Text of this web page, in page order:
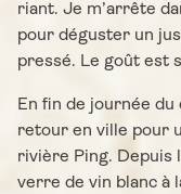
riant. Je m’arrête
pour déguster un
pressé. Le goût est
En fin de journée du
retour en ville pour
rivière Ping. Depuis
verre de vin blanc à